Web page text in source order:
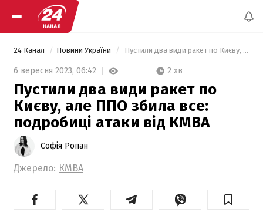
24 Канал Новини України Пустили два види ракет по Києву, але ППО збила все: подробиці атаки від КМВА
6 вересня 2023, 06:42 2 хв
Пустили два види ракет по
Києву, але ППО збила все:
подробиці атаки від КМВА
Софія Ропан
Джерело: КМВА